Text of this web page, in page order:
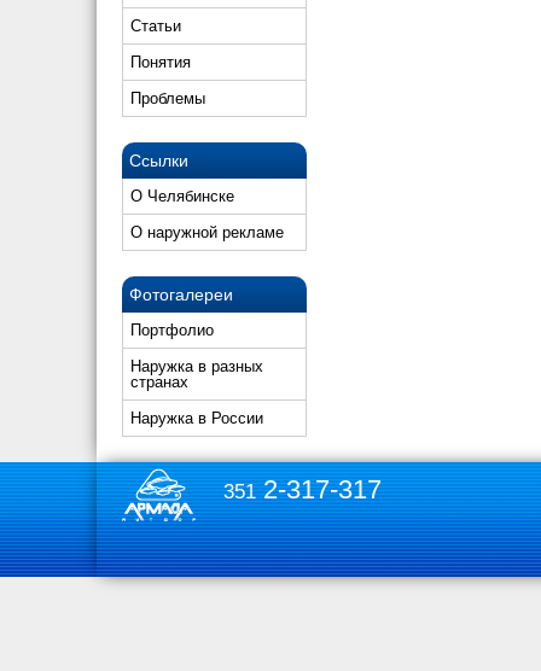
Статьи
Понятия
Проблемы
Ссылки
О Челябинске
О наружной рекламе
Фотогалереи
Портфолио
Наружка в разных
странах
Наружка в России
3512-317-317